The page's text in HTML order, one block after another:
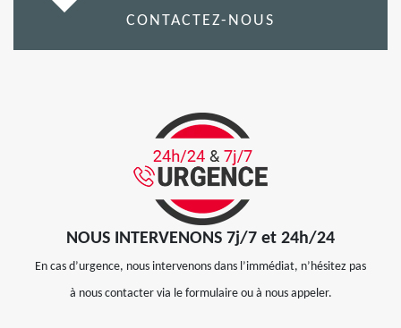
CONTACTEZ-NOUS
NOUS INTERVENONS 7j/7 et 24h/24
En cas d’urgence, nous intervenons dans l’immédiat, n’hésitez pas
à nous contacter via le formulaire ou à nous appeler.